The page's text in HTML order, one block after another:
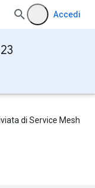
Accedi
di Service Mesh